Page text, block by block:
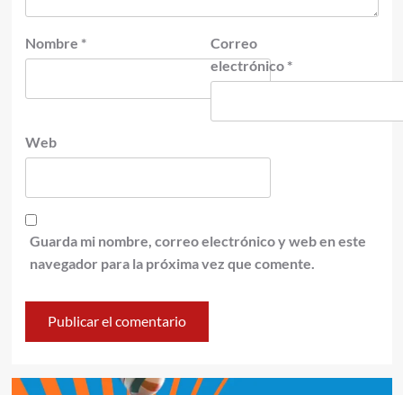
Nombre *
Correo
electrónico *
Web
Guarda mi nombre, correo electrónico y web en este
navegador para la próxima vez que comente.